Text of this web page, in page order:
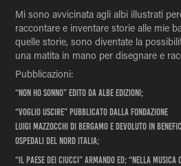
Mi sono avvicinata agli albi illustrati
raccontare e inventare storie alle mie
quelle storie, sono diventate la
una matita in mano per disegnare e
Pubblicazioni:
“Non ho sonno” edito da Albe edizioni;
“Voglio uscire” pubblicato dalla Fondazione
Luigi Mazzocchi di Bergamo e devoluto in
ospedali del nord Italia;
“Il paese dei ciucci” Armando ed; “Nella musica